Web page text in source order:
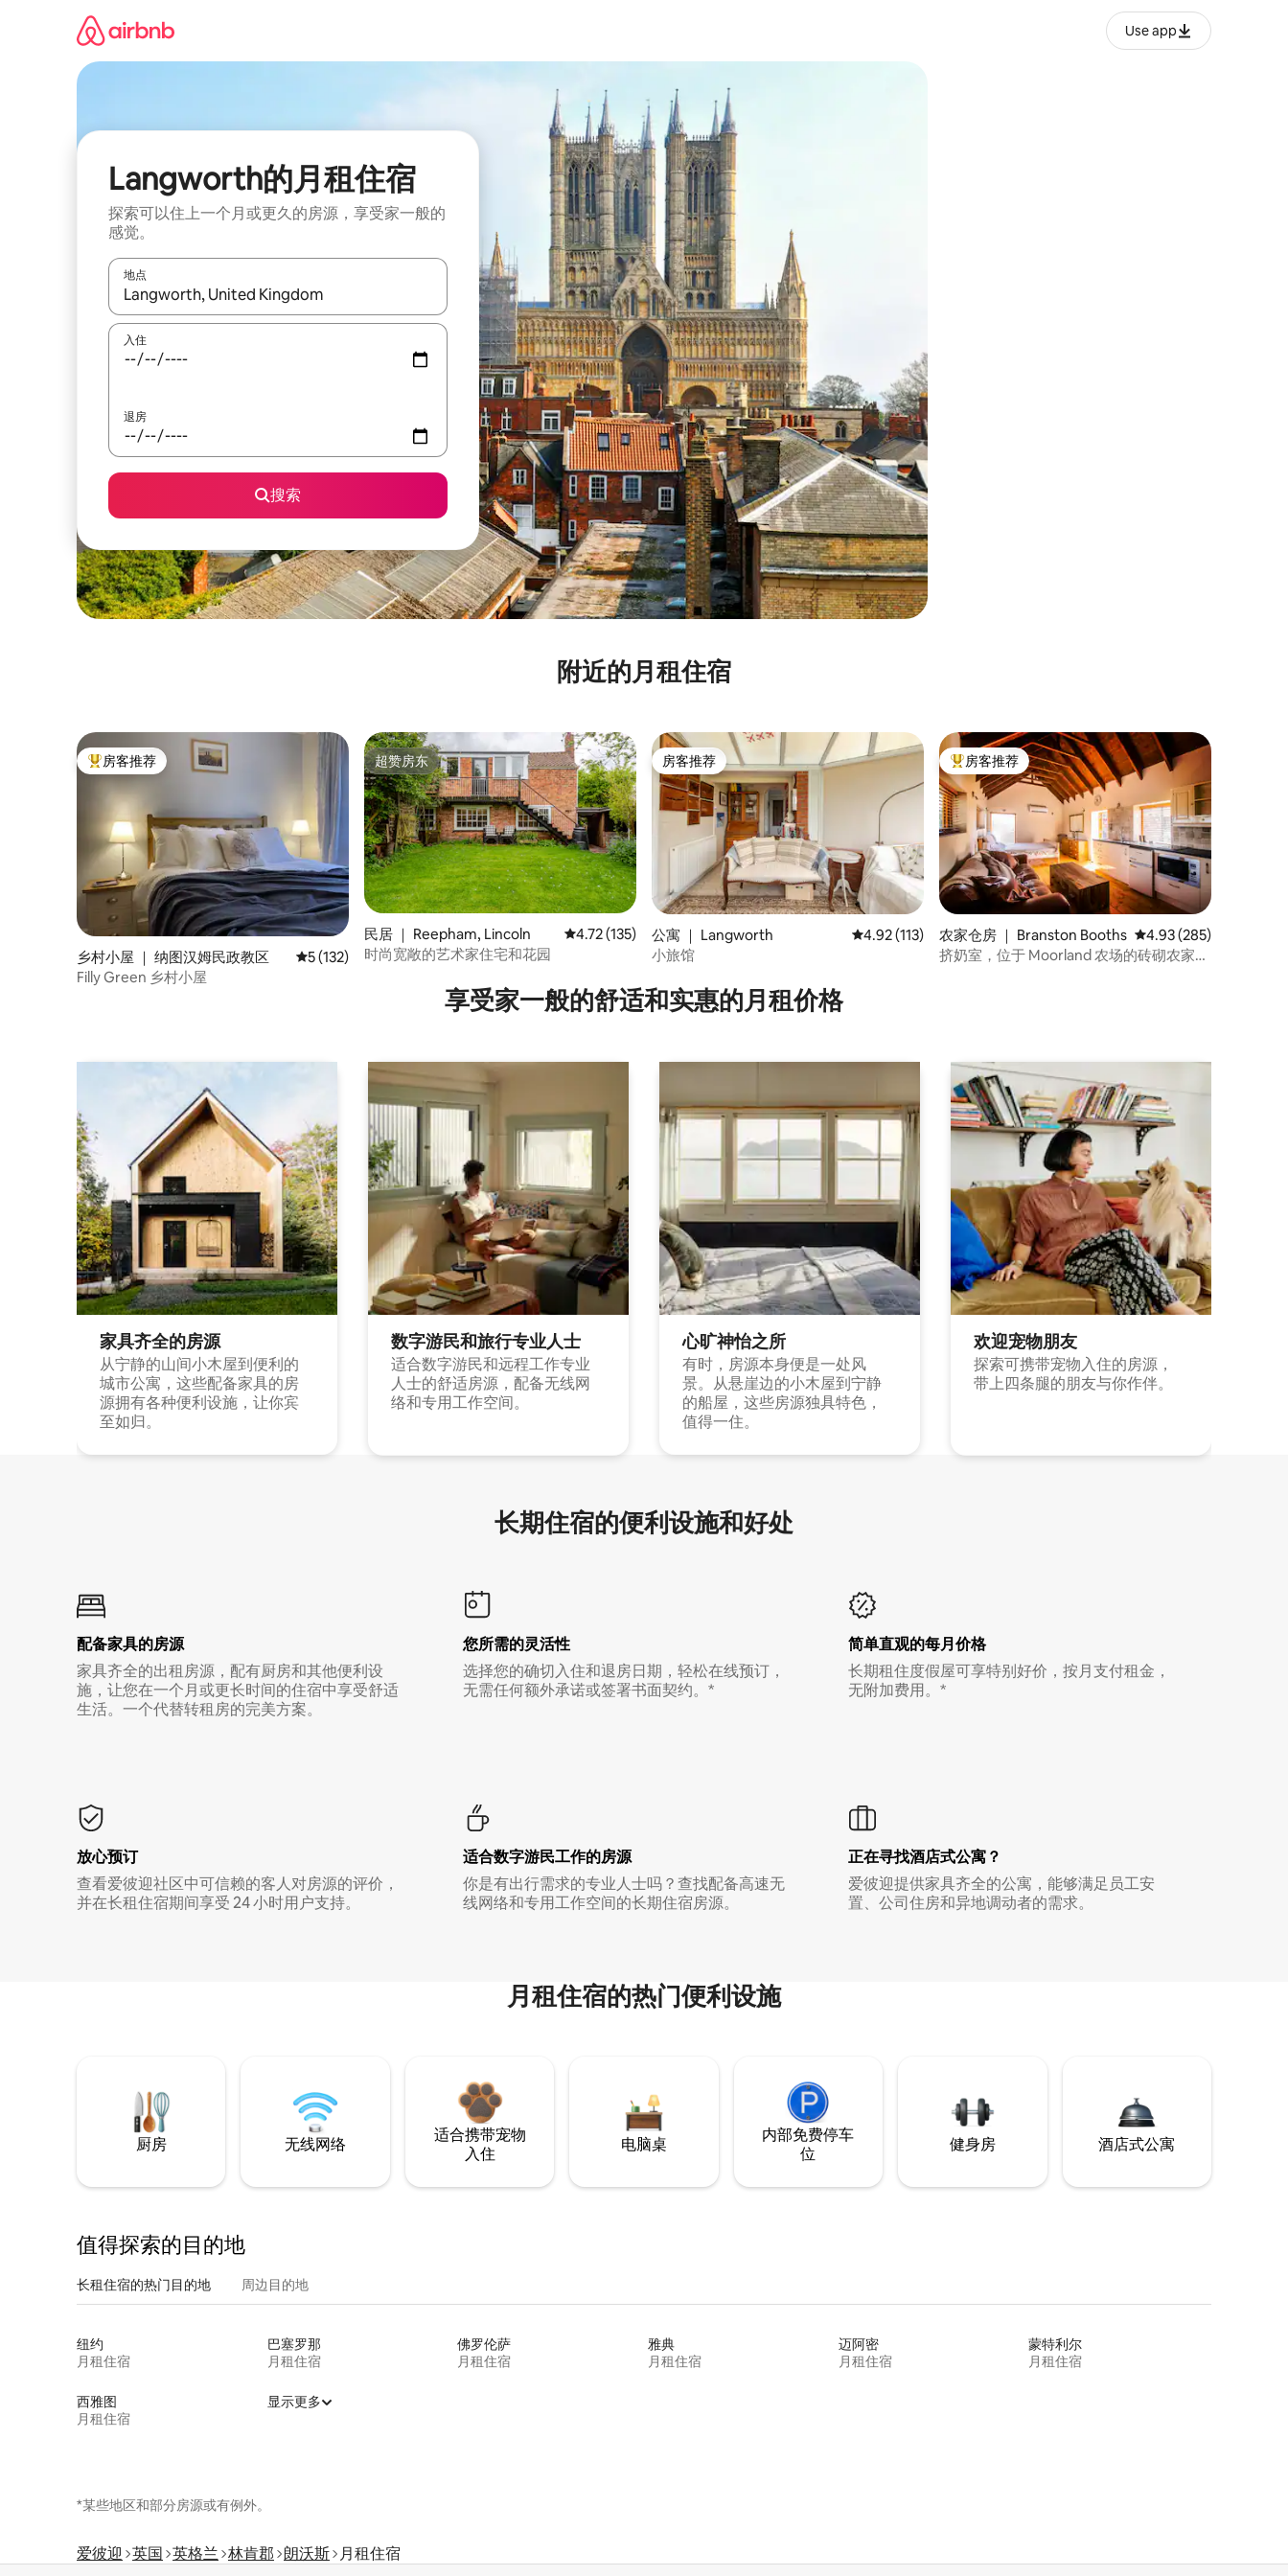
Use app
Langworth的月租住宿
探索可以住上一个月或更久的房源，享受家一般的
感觉。
地点
如有搜索结果，请使用上下方向键查看，或通过点击或滑动手势浏览。
入住
退房
搜索
附近的月租住宿
热门「房客推荐」
房客推荐
乡村小屋 ｜ 纳图汉姆民政教区 平均评分 5 分（满分 5 分），共 132 条评价
5 (132)
Filly Green 乡村小屋
超赞房东
超赞房东
民居 ｜ Reepham, Lincoln 平均评分 4.72 分（满分 5 分），共 135 条评价
4.72 (135)
时尚宽敞的艺术家住宅和花园
房客推荐
房客推荐
公寓 ｜ Langworth 平均评分 4.92 分（满分 5 分），共 113 条评价
4.92 (113)
小旅馆
热门「房客推荐」
房客推荐
农家仓房 ｜ Branston Booths 平均评分 4.93 分（满
4.93 (285)
挤奶室，位于 Moorland 农场的砖砌农家仓
享受家一般的舒适和实惠的月租价格
家具齐全的房源
从宁静的山间小木屋到便利的
城市公寓，这些配备家具的房
源拥有各种便利设施，让你宾
至如归。
数字游民和旅行专业人士
适合数字游民和远程工作专业
人士的舒适房源，配备无线网
络和专用工作空间。
心旷神怡之所
有时，房源本身便是一处风
景。从悬崖边的小木屋到宁静
的船屋，这些房源独具特色，
值得一住。
欢迎宠物朋友
探索可携带宠物入住的房源，
带上四条腿的朋友与你作伴。
长期住宿的便利设施和好处
配备家具的房源
家具齐全的出租房源，配有厨房和其他便利设
施，让您在一个月或更长时间的住宿中享受舒适
生活。一个代替转租房的完美方案。
您所需的灵活性
选择您的确切入住和退房日期，轻松在线预订，
无需任何额外承诺或签署书面契约。*
简单直观的每月价格
长期租住度假屋可享特别好价，按月支付租金，
无附加费用。*
放心预订
查看爱彼迎社区中可信赖的客人对房源的评价，
并在长租住宿期间享受 24 小时用户支持。
适合数字游民工作的房源
你是有出行需求的专业人士吗？查找配备高速无
线网络和专用工作空间的长期住宿房源。
正在寻找酒店式公寓？
爱彼迎提供家具齐全的公寓，能够满足员工安
置、公司住房和异地调动者的需求。
月租住宿的热门便利设施
厨房 无线网络
适合携带宠物
入住
电脑桌
内部免费停车
位
健身房 酒店式公寓
值得探索的目的地
长租住宿的热门目的地 周边目的地
纽约
月租住宿
巴塞罗那
月租住宿
佛罗伦萨
月租住宿
雅典
月租住宿
迈阿密
月租住宿
蒙特利尔
月租住宿
西雅图
月租住宿
显示更多
*某些地区和部分房源或有例外。
爱彼迎 英国 英格兰 林肯郡 朗沃斯 月租住宿